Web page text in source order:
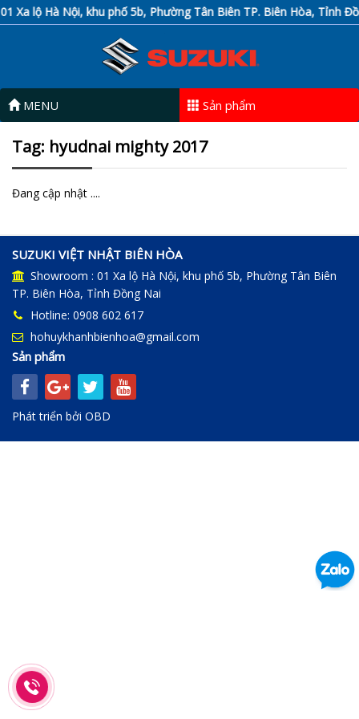
Xa lộ Hà Nội, khu phố 5b, Phường Tân Biên TP. Biên Hòa, Tỉnh
MENU Sản phẩm
Tag: hyudnai mighty 2017
Đang cập nhật ....
SUZUKI VIỆT NHẬT BIÊN HÒA
Showroom : 01 Xa lộ Hà Nội, khu phố 5b, Phường Tân Biên
TP. Biên Hòa, Tỉnh Đồng Nai
Hotline: 0908 602 617
hohuykhanhbienhoa@gmail.com
Sản phẩm
Phát triển bởi OBD